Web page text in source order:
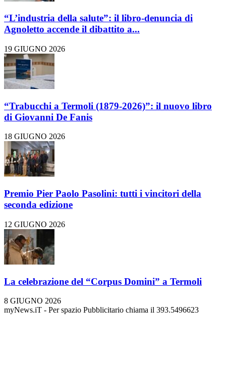
“L’industria della salute”: il libro-denuncia di
Agnoletto accende il dibattito a...
19 GIUGNO 2026
“Trabucchi a Termoli (1879-2026)”: il nuovo libro
di Giovanni De Fanis
18 GIUGNO 2026
Premio Pier Paolo Pasolini: tutti i vincitori della
seconda edizione
12 GIUGNO 2026
La celebrazione del “Corpus Domini” a Termoli
8 GIUGNO 2026
myNews.iT - Per spazio Pubblicitario chiama il 393.5496623